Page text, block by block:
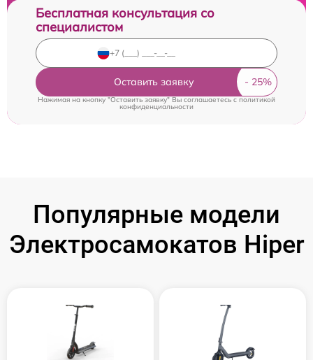
Бесплатная консультация со
специалистом
Оставить заявку
Нажимая на кнопку "Оставить заявку" Вы соглашаетесь cполитикой
конфиденциальности
Популярные модели
Электросамокатов Hiper